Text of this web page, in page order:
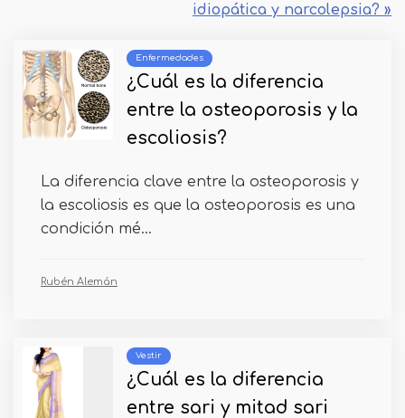
idiopática y narcolepsia? »
Enfermedades
¿Cuál es la diferencia
entre la osteoporosis y la
escoliosis?
La diferencia clave entre la osteoporosis y
la escoliosis es que la osteoporosis es una
condición mé...
Rubén Alemán
Vestir
¿Cuál es la diferencia
entre sari y mitad sari